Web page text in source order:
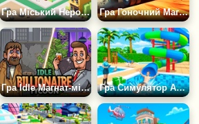
Гра Міський Нероба: Магнат Гра Гоночний Магнат
Гра Idle Магнат-мільярдер Гра Симулятор Аквапарку